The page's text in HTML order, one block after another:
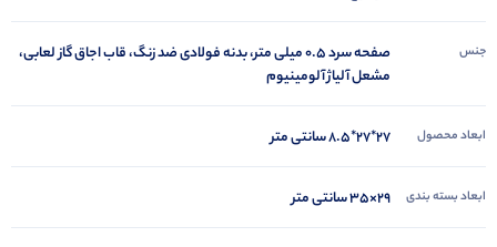
جنس
صفحه سرد 0.5 میلی متر، بدنه فولادی ضد زنگ، قاب اجاق گاز لعابی،
مشعل آلیاژ آلومینیوم
ابعاد محصول 27*27*8.5 سانتی متر
ابعاد بسته بندی 29×35 سانتی متر